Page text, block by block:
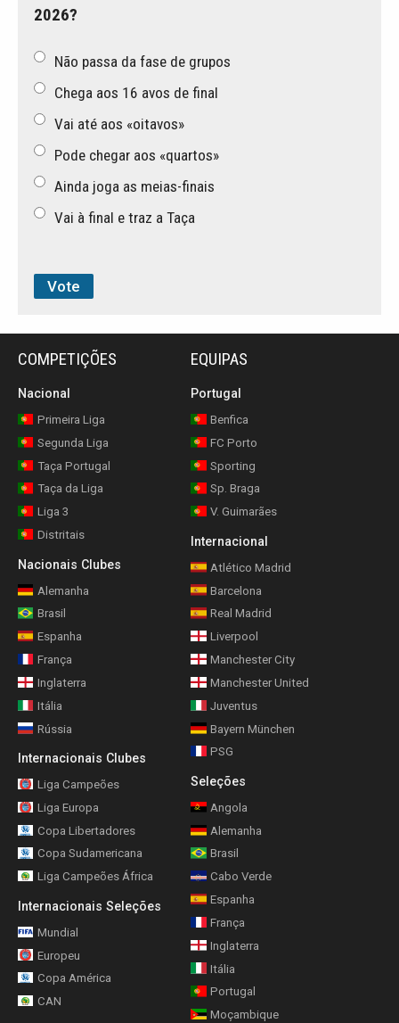
2026?
Não passa da fase de grupos
Chega aos 16 avos de final
Vai até aos «oitavos»
Pode chegar aos «quartos»
Ainda joga as meias-finais
Vai à final e traz a Taça
COMPETIÇÕES
Nacional
Primeira Liga
Segunda Liga
Taça Portugal
Taça da Liga
Liga 3
Distritais
Nacionais Clubes
Alemanha
Brasil
Espanha
França
Inglaterra
Itália
Rússia
Internacionais Clubes
Liga Campeões
Liga Europa
Copa Libertadores
Copa Sudamericana
Liga Campeões África
Internacionais Seleções
Mundial
Europeu
Copa América
CAN
EQUIPAS
Portugal
Benfica
FC Porto
Sporting
Sp. Braga
V. Guimarães
Internacional
Atlético Madrid
Barcelona
Real Madrid
Liverpool
Manchester City
Manchester United
Juventus
Bayern München
PSG
Seleções
Angola
Alemanha
Brasil
Cabo Verde
Espanha
França
Inglaterra
Itália
Portugal
Moçambique